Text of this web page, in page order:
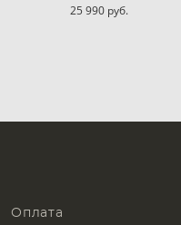
25 990 pуб.
Оплата